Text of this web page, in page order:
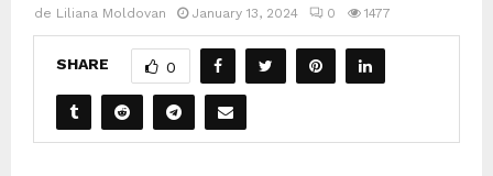
de Liliana Moldovan January 13, 2024 0 1477
SHARE 0